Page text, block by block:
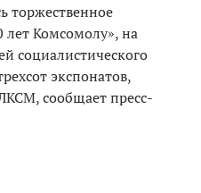
торжественное
лет Комсомолу», на
социалистического
экспонатов,
сообщает пресс-